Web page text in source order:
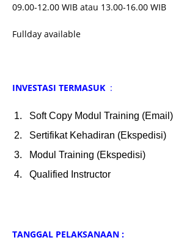
09.00-12.00 WIB atau 13.00-16.00 WIB
Fullday available
INVESTASI TERMASUK :
Soft Copy Modul Training (Email)
Sertifikat Kehadiran (Ekspedisi)
Modul Training (Ekspedisi)
Qualified Instructor
TANGGAL PELAKSANAAN :